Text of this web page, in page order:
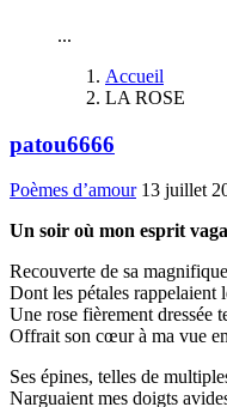
...
Accueil
LA ROSE
patou6666
Poèmes d’amour 13 juillet
Un soir où mon esprit
Recouverte de sa
Dont les pétales rappelaient
Une rose fièrement dressée
Offrait son cœur à ma vue
Ses épines, telles de
Narguaient mes doigts